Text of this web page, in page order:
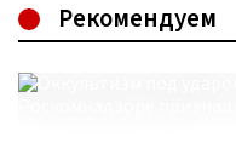
Рекомендуем